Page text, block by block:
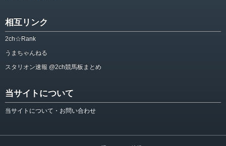
相互リンク
2ch☆Rank
うまちゃんねる
スタリオン速報 @2ch競馬板まとめ
当サイトについて
当サイトについて・お問い合わせ